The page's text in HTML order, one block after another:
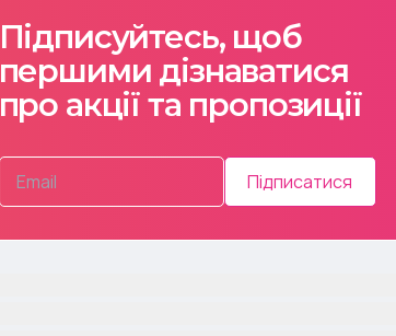
Підписуйтесь, щоб
першими дізнаватися
про акції та пропозиції
Підписатися